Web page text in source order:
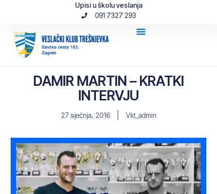
Upisi u školu veslanja
091 7327 293
DAMIR MARTIN – KRATKI
INTERVJU
27 siječnja, 2016 Vkt_admin